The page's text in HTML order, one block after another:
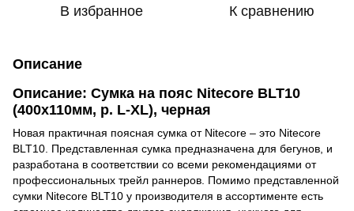
В избранное К сравнению
Описание
Описание: Сумка на пояс Nitecore BLT10
(400x110мм, р. L-XL), черная
Новая практичная поясная сумка от Nitecore – это Nitecore
BLT10. Представленная сумка предназначена для бегунов, и
разработана в соответствии со всеми рекомендациями от
профессиональных трейл раннеров. Помимо представленной
сумки Nitecore BLT10 у производителя в ассортименте есть